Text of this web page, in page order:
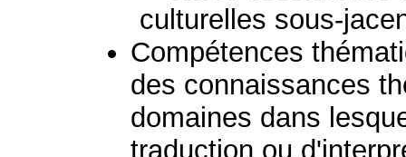
culturelles sous-
Compétences
des connaissances
domaines dans
traduction ou